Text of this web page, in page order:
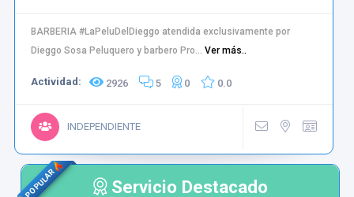
BARBERIA #LaPeluDelDieggo atendida exclusivamente por
Dieggo Sosa Peluquero y barbero Pro... Ver más..
Actividad: 2926 5 0 0.0
INDEPENDIENTE
POPULAR Servicio Destacado